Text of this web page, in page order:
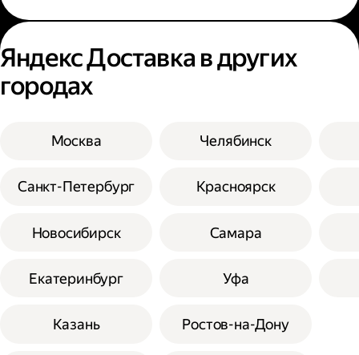
Яндекс Доставка в других
городах
Москва
Санкт-Петербург
Новосибирск
Екатеринбург
Казань
Челябинск
Красноярск
Самара
Уфа
Ростов-на-Дону